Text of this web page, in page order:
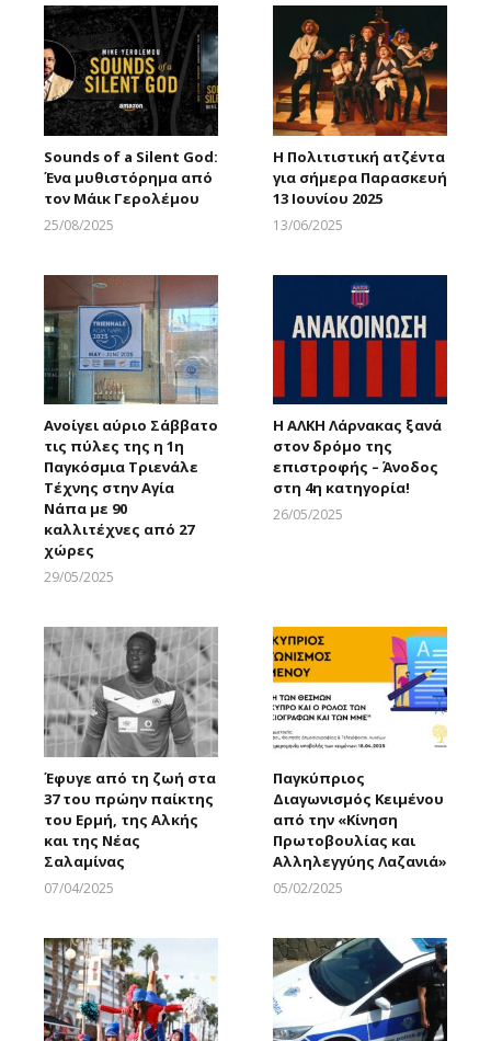
Sounds of a Silent God:
Ένα μυθιστόρημα από
τον Μάικ Γερολέμου
25/08/2025
H Πολιτιστική ατζέντα
για σήμερα Παρασκευή
13 Ιουνίου 2025
13/06/2025
Ανοίγει αύριο Σάββατο
τις πύλες της η 1η
Παγκόσμια Τριενάλε
Τέχνης στην Αγία
Νάπα με 90
καλλιτέχνες από 27
χώρες
29/05/2025
Η ΑΛΚΗ Λάρνακας ξανά
στον δρόμο της
επιστροφής – Άνοδος
στη 4η κατηγορία!
26/05/2025
Έφυγε από τη ζωή στα
37 του πρώην παίκτης
του Ερμή, της Αλκής
και της Νέας
Σαλαμίνας
07/04/2025
Παγκύπριος
Διαγωνισμός Κειμένου
από την «Κίνηση
Πρωτοβουλίας και
Αλληλεγγύης Λαζανιά»
05/02/2025